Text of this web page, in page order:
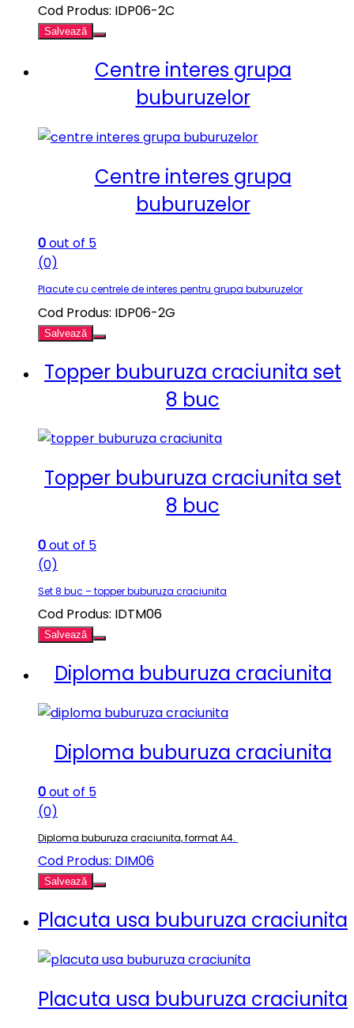
Cod Produs: IDP06-2C
Salvează
Centre interes grupa
buburuzelor
Centre interes grupa
buburuzelor
0out of 5
(0)
Placute cu centrele de interes pentru grupa buburuzelor
Cod Produs: IDP06-2G
Salvează
Topper buburuza craciunita set
8 buc
Topper buburuza craciunita set
8 buc
0out of 5
(0)
Set 8 buc – topper buburuza craciunita
Cod Produs: IDTM06
Salvează
Diploma buburuza craciunita
Diploma buburuza craciunita
0out of 5
(0)
Diploma buburuza craciunita, format A4.
Cod Produs: DIM06
Salvează
Placuta usa buburuza craciunita
Placuta usa buburuza craciunita